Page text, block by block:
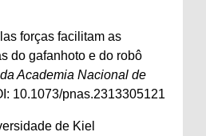
forças facilitam as
do gafanhoto e do robô
Academia Nacional de
10.1073/pnas.2313305121
de Kiel